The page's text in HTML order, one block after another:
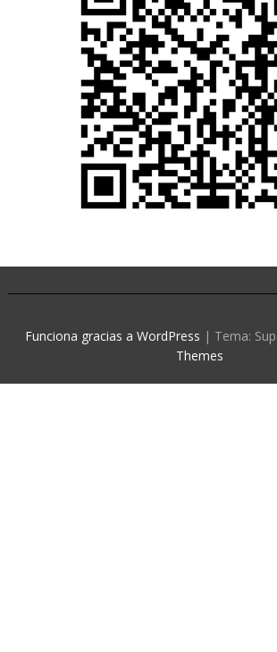
Funciona gracias a WordPress | Tema:
Themes